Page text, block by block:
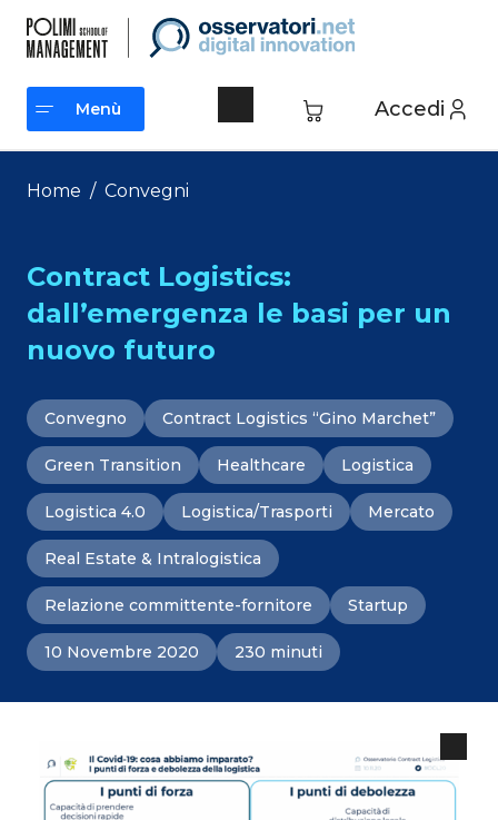
contenuto
Accedi
Menù
Menù
Home / Convegni
Contract Logistics:
dall’emergenza le basi per un
nuovo futuro
Convegno Contract Logistics “Gino Marchet”
Green Transition Healthcare Logistica
Logistica 4.0 Logistica/Trasporti Mercato
Real Estate & Intralogistica
Relazione committente-fornitore Startup
10 Novembre 2020 230 minuti